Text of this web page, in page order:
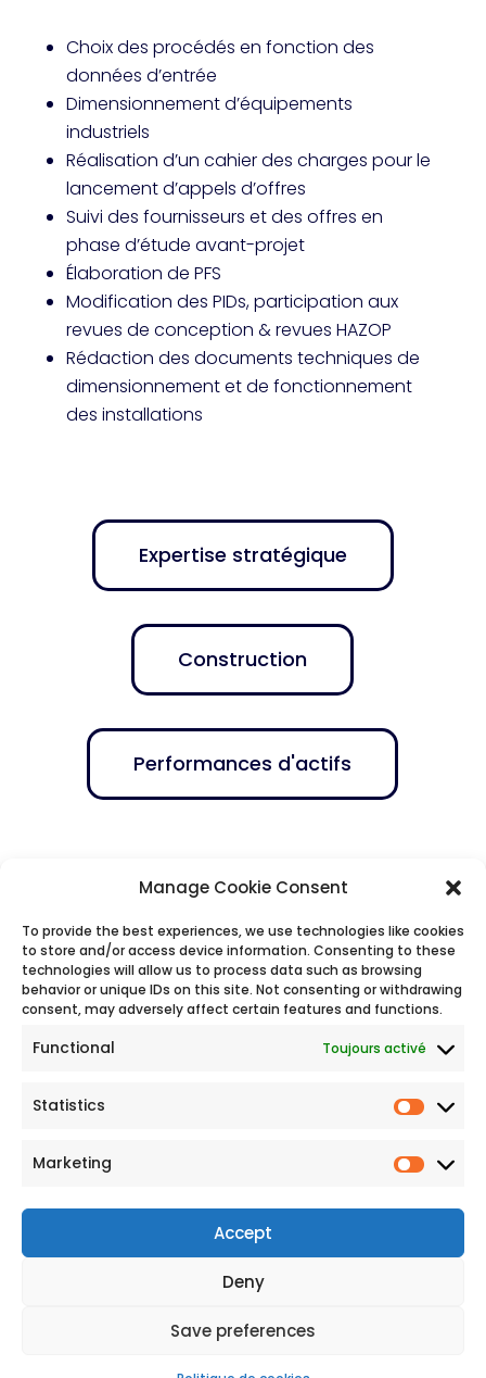
Manage Cookie Consent
To provide the best experiences, we use technologies like cookies
to store and/or access device information. Consenting to these
technologies will allow us to process data such as browsing
behavior or unique IDs on this site. Not consenting or withdrawing
consent, may adversely affect certain features and functions.
Functional Toujours activé
Statistics
Marketing
Accept
Deny
Save preferences
Choix des procédés en fonction des
données d’entrée
Dimensionnement d’équipements
industriels
Réalisation d’un cahier des charges pour le
lancement d’appels d’offres
Suivi des fournisseurs et des offres en
phase d’étude avant-projet
Élaboration de PFS
Modification des PIDs, participation aux
revues de conception & revues HAZOP
Rédaction des documents techniques de
dimensionnement et de fonctionnement
des installations
Expertise stratégique
Construction
Performances d'actifs
Nous rejoindre Contact
Mentions légales
Politique de confidentialité
Le Belvédère
France
Mail : talents[at]ingelib.com